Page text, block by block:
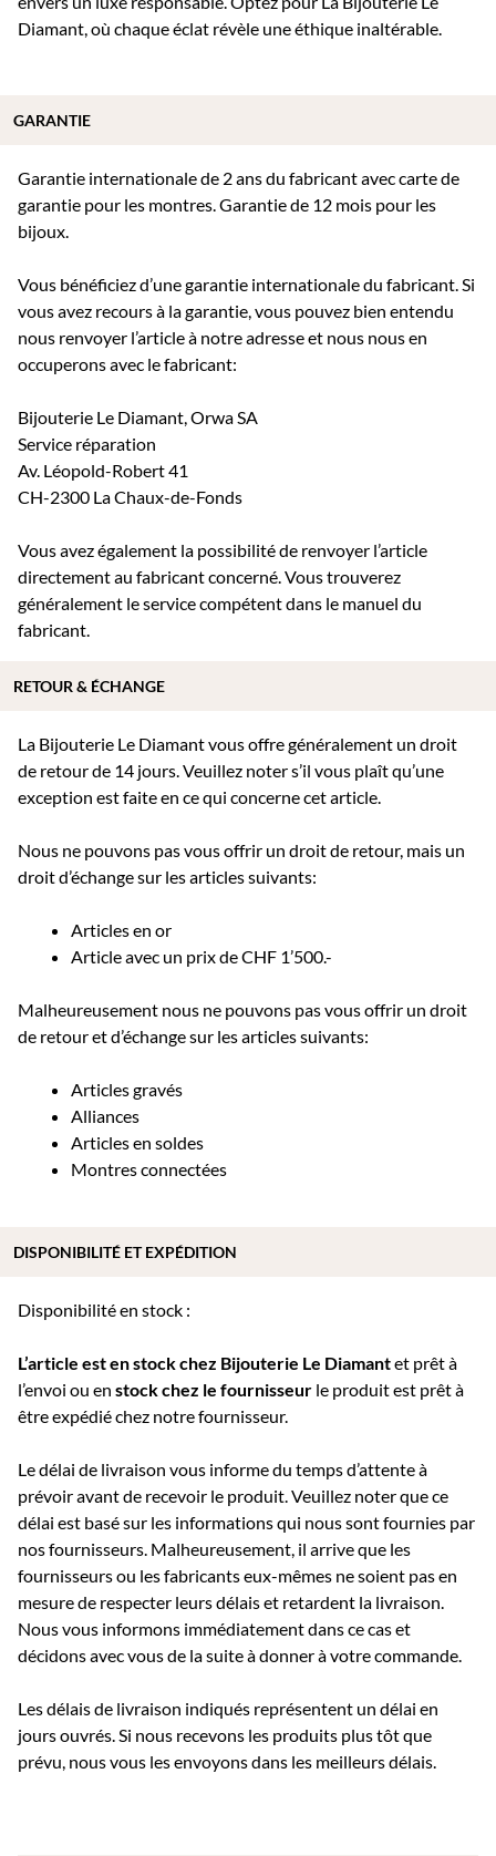
Diamant, où chaque éclat révèle une éthique inaltérable.
Garantie internationale de 2 ans du fabricant avec carte de
garantie pour les montres. Garantie de 12 mois pour les
bijoux.
Vous bénéficiez d’une garantie internationale du fabricant. Si
vous avez recours à la garantie, vous pouvez bien entendu
nous renvoyer l’article à notre adresse et nous nous en
occuperons avec le fabricant:
Bijouterie Le Diamant, Orwa SA
Service réparation
Av. Léopold-Robert 41
CH-2300 La Chaux-de-Fonds
Vous avez également la possibilité de renvoyer l’article
directement au fabricant concerné. Vous trouverez
généralement le service compétent dans le manuel du
fabricant.
La Bijouterie Le Diamant vous offre généralement un droit
de retour de 14 jours. Veuillez noter s’il vous plaît qu’une
exception est faite en ce qui concerne cet article.
Nous ne pouvons pas vous offrir un droit de retour, mais un
droit d’échange sur les articles suivants:
Articles en or
Article avec un prix de CHF 1’500.-
Malheureusement nous ne pouvons pas vous offrir un droit
de retour et d’échange sur les articles suivants:
Articles gravés
Alliances
Articles en soldes
Montres connectées
Disponibilité en stock :
L’article est en stock chez Bijouterie Le Diamantet prêt à
l’envoi ou en stock chez le fournisseur le produit est prêt à
être expédié chez notre fournisseur.
Le délai de livraison vous informe du temps d’attente à
prévoir avant de recevoir le produit. Veuillez noter que ce
délai est basé sur les informations qui nous sont fournies par
nos fournisseurs. Malheureusement, il arrive que les
fournisseurs ou les fabricants eux-mêmes ne soient pas en
mesure de respecter leurs délais et retardent la livraison.
Nous vous informons immédiatement dans ce cas et
décidons avec vous de la suite à donner à votre commande.
Les délais de livraison indiqués représentent un délai en
jours ouvrés. Si nous recevons les produits plus tôt que
prévu, nous vous les envoyons dans les meilleurs délais.
GARANTIE
RETOUR & ÉCHANGE
DISPONIBILITÉ ET EXPÉDITION